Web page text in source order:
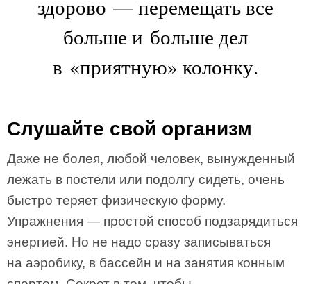
здорово — перемещать все
больше и больше дел
в «приятную» колонку.
Слушайте свой организм
Даже не болея, любой человек, вынужденный
лежать в постели или подолгу сидеть, очень
быстро теряет физическую форму.
Упражнения — простой способ подзарядиться
энергией. Но не надо сразу записываться
на аэробику, в бассейн и на занятия конным